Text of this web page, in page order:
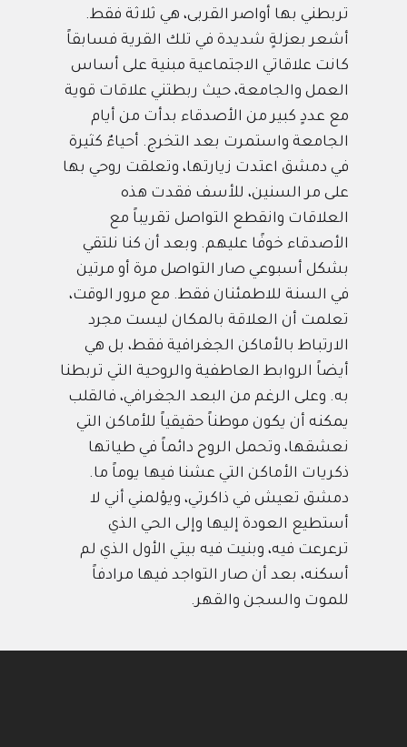
تربطني بها أواصر القربى، هي ثلاثة فقط.
أشعر بعزلةٍ شديدة في تلك القرية فسابقاً
كانت علاقاتي الاجتماعية مبنية على أساس
العمل والجامعة، حيث ربطتني علاقات قوية
مع عددٍ كبير من الأصدقاء بدأت من أيام
الجامعة واستمرت بعد التخرج. أحياءٌ كثيرة
في دمشق اعتدت زيارتها، وتعلقت روحي بها
على مر السنين، للأسف فقدت هذه
العلاقات وانقطع التواصل تقريباً مع
الأصدقاء خوفًا عليهم. وبعد أن كنا نلتقي
بشكل أسبوعي صار التواصل مرة أو مرتين
في السنة للاطمئنان فقط. مع مرور الوقت،
تعلمت أن العلاقة بالمكان ليست مجرد
الارتباط بالأماكن الجغرافية فقط، بل هي
أيضاً الروابط العاطفية والروحية التي تربطنا
به. وعلى الرغم من البعد الجغرافي، فالقلب
يمكنه أن يكون موطناً حقيقياً للأماكن التي
نعشقها، وتحمل الروح دائماً في طياتها
ذكريات الأماكن التي عشنا فيها يوماً ما.
دمشق تعيش في ذاكرتي، ويؤلمني أني لا
أستطيع العودة إليها وإلى الحي الذي
ترعرعت فيه، وبنيت فيه بيتي الأول الذي لم
أسكنه، بعد أن صار التواجد فيها مرادفاً
للموت والسجن والقهر.